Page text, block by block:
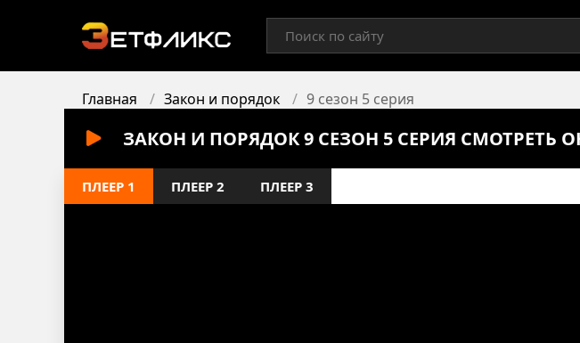
Главная Закон и порядок 9 сезон 5 серия
ЗАКОН И ПОРЯДОК 9 СЕЗОН 5 СЕРИЯ СМОТРЕТЬ
ПЛЕЕР 1 ПЛЕЕР 2 ПЛЕЕР 3